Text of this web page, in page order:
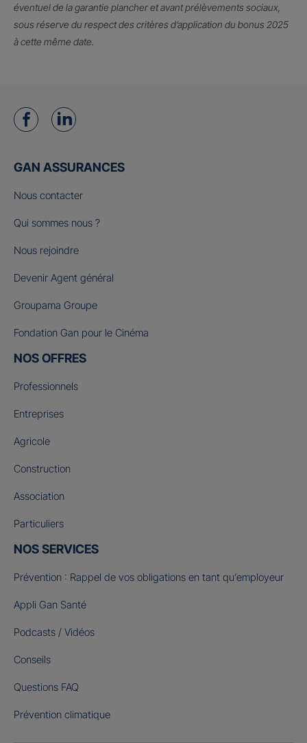
éventuel de la garantie plancher et avant prélèvements sociaux,
sous réserve du respect des critères d’application du bonus 2025
à cette même date.
GAN ASSURANCES
Nous contacter
Qui sommes nous ?
Nous rejoindre
Devenir Agent général
Groupama Groupe
Fondation Gan pour le Cinéma
NOS OFFRES
Professionnels
Entreprises
Agricole
Construction
Association
Particuliers
NOS SERVICES
Prévention : Rappel de vos obligations en tant qu’employeur
Appli Gan Santé
Podcasts / Vidéos
Conseils
Questions FAQ
Prévention climatique